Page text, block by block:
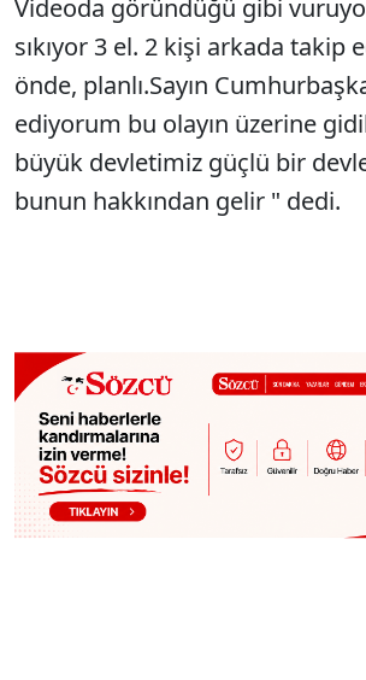
Videoda göründüğü gibi
sıkıyor 3 el. 2 kişi arkada takip
önde, planlı.Sayın
ediyorum bu olayın üzerine
büyük devletimiz güçlü bir
bunun hakkından gelir " dedi.